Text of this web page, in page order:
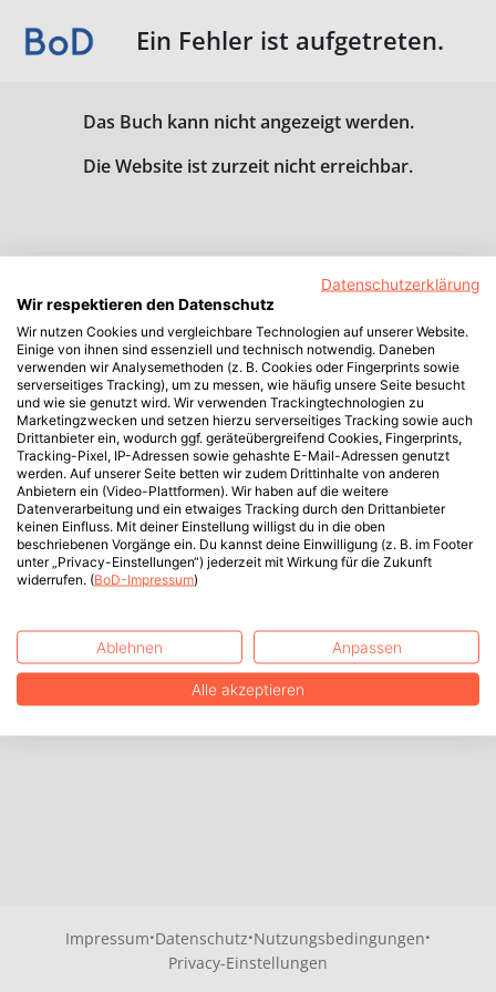
Ein Fehler ist aufgetreten.
Das Buch kann nicht angezeigt werden.
Die Website ist zurzeit nicht erreichbar.
Impressum·Datenschutz·Nutzungsbedingungen·
Privacy-Einstellungen
Datenschutzerklärung
Wir respektieren den Datenschutz
Wir nutzen Cookies und vergleichbare Technologien auf unserer Website.
Einige von ihnen sind essenziell und technisch notwendig. Daneben
verwenden wir Analysemethoden (z. B. Cookies oder Fingerprints sowie
serverseitiges Tracking), um zu messen, wie häufig unsere Seite besucht
und wie sie genutzt wird. Wir verwenden Trackingtechnologien zu
Marketingzwecken und setzen hierzu serverseitiges Tracking sowie auch
Drittanbieter ein, wodurch ggf. geräteübergreifend Cookies, Fingerprints,
Tracking-Pixel, IP-Adressen sowie gehashte E-Mail-Adressen genutzt
werden. Auf unserer Seite betten wir zudem Drittinhalte von anderen
Anbietern ein (Video-Plattformen). Wir haben auf die weitere
Datenverarbeitung und ein etwaiges Tracking durch den Drittanbieter
keinen Einfluss. Mit deiner Einstellung willigst du in die oben
beschriebenen Vorgänge ein. Du kannst deine Einwilligung (z. B. im Footer
unter „Privacy-Einstellungen“) jederzeit mit Wirkung für die Zukunft
widerrufen. (BoD-Impressum)
Ablehnen Anpassen
Alle akzeptieren